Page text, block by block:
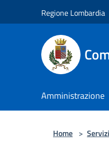
Regione Lombardia
Amministrazione
Home > Servizi